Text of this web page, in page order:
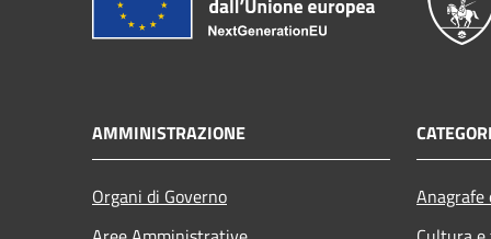
AMMINISTRAZIONE
Organi di Governo